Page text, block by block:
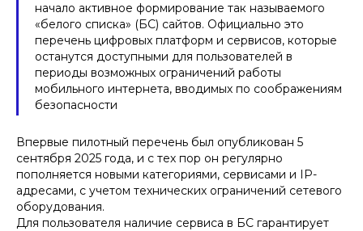
начало активное формирование так называемого
«белого списка» (БС) сайтов. Официально это
перечень цифровых платформ и сервисов, которые
останутся доступными для пользователей в
периоды возможных ограничений работы
мобильного интернета, вводимых по соображениям
безопасности
Впервые пилотный перечень был опубликован 5
сентября 2025 года, и с тех пор он регулярно
пополняется новыми категориями, сервисами и IP-
адресами, с учетом технических ограничений сетевого
оборудования.
Для пользователя наличие сервиса в БС гарантирует